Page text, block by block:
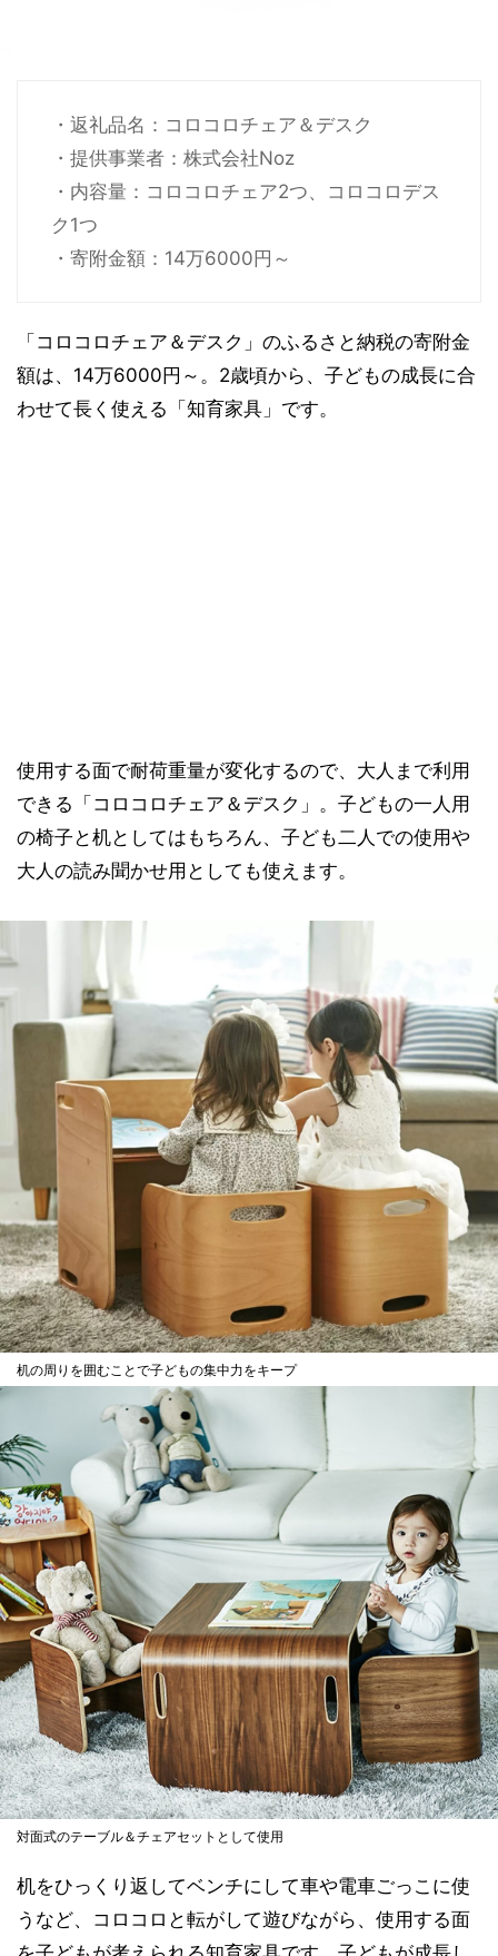
・返礼品名：コロコロチェア＆デスク
・提供事業者：株式会社Noz
・内容量：コロコロチェア2つ、コロコロデス
ク1つ
・寄附金額：14万6000円～
「コロコロチェア＆デスク」のふるさと納税の寄附金
額は、14万6000円～。2歳頃から、子どもの成長に合
わせて長く使える「知育家具」です。
使用する面で耐荷重量が変化するので、大人まで利用
できる「コロコロチェア＆デスク」。子どもの一人用
の椅子と机としてはもちろん、子ども二人での使用や
大人の読み聞かせ用としても使えます。
机の周りを囲むことで子どもの集中力をキープ
対面式のテーブル＆チェアセットとして使用
机をひっくり返してベンチにして車や電車ごっこに使
うなど、コロコロと転がして遊びながら、使用する面